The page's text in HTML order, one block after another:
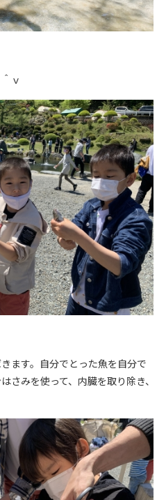
ｖ
ます。自分でとった魚を自分で
さみを使って、内臓を取り除き、